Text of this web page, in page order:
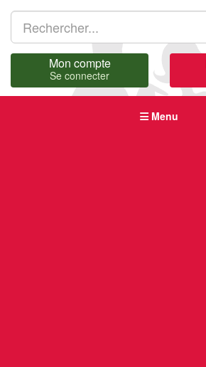
Mon compte
Se connecter
Menu